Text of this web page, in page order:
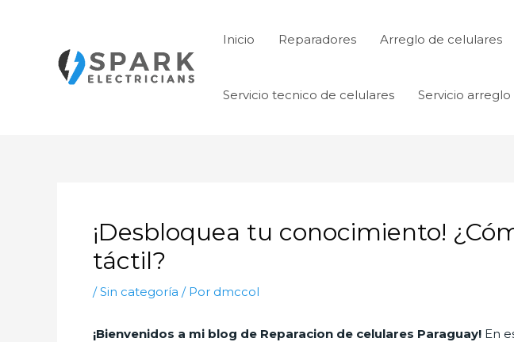
Inicio Reparadores Arreglo de celulares
Servicio tecnico de celulares Servicio
¡Desbloquea tu conocimiento!
táctil?
/Sin categoría / Por dmccol
¡Bienvenidos a mi blog de Reparacion de celulares Paraguay! En